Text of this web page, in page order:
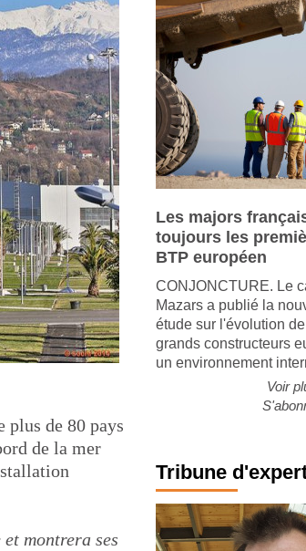
plus de 80 pays
de la mer
montrera ses
Les majors
toujours les
BTP européen
CONJONCTURE. Le
Mazars a publié la
étude sur l'évolution
grands constructeurs
un environnement
Voir
Tribune